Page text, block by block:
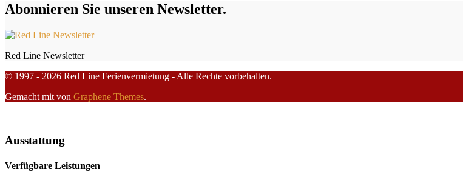
Abonnieren Sie unseren Newsletter.
Red Line Newsletter
© 1997 - 2026 Red Line Ferienvermietung - Alle Rechte vorbehalten.
Gemacht mit von Graphene Themes.
Ausstattung
Verfügbare Leistungen